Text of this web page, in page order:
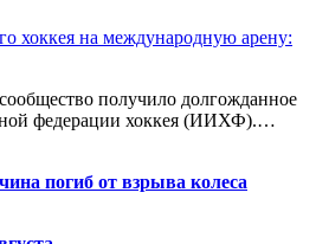
хоккея на международную арену:
получило долгожданное
федерации хоккея (ИИХФ).…
погиб от взрыва колеса